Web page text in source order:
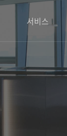
서비스
송금
환경경
공시정보